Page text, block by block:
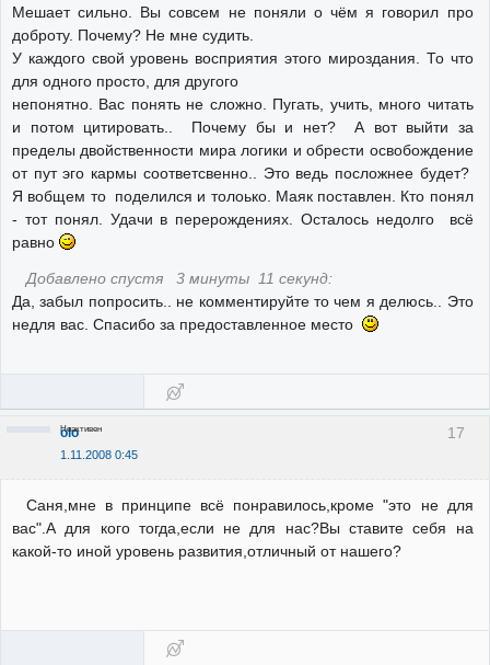
Мешает сильно. Вы совсем не поняли о чём я говорил про
доброту. Почему? Не мне судить.
У каждого свой уровень восприятия этого мироздания. То что
для одного просто, для другого
непонятно. Вас понять не сложно. Пугать, учить, много читать
и потом цитировать.. Почему бы и нет? А вот выйти за
пределы двойственности мира логики и обрести освобождение
от пут эго кармы соответсвенно.. Это ведь посложнее будет?
Я вобщем то поделился и толоько. Маяк поставлен. Кто понял
- тот понял. Удачи в перерождениях. Осталось недолго всё
равно
Добавлено спустя 3 минуты 11 секунд:
Да, забыл попросить.. не комментируйте то чем я делюсь.. Это
недля вас. Спасибо за предоставленное место
17
olo
1.11.2008 0:45
Неактивен
Саня,мне в принципе всё понравилось,кроме "это не для
вас".А для кого тогда,если не для нас?Вы ставите себя на
какой-то иной уровень развития,отличный от нашего?